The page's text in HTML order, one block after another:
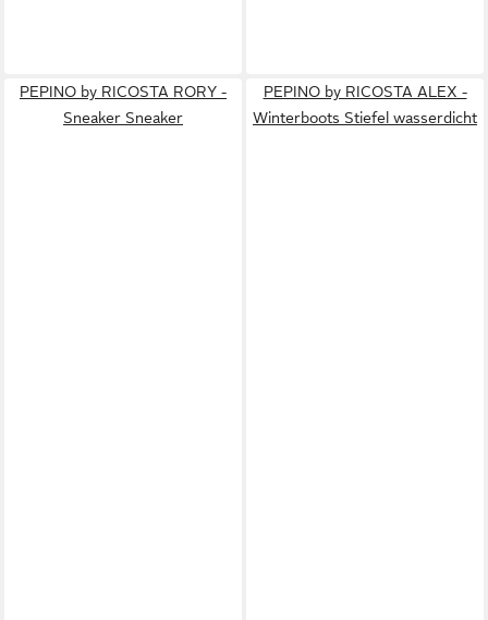
PEPINO by RICOSTA RORY -
Sneaker Sneaker
PEPINO by RICOSTA ALEX -
Winterboots Stiefel wasserdicht